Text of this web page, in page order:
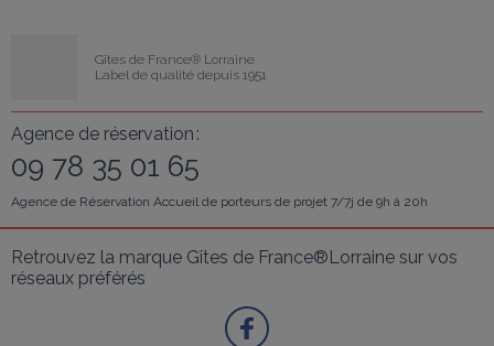
Gîtes de France® Lorraine
Label de qualité depuis 1951
Agence de réservation :
09 78 35 01 65
Agence de Réservation Accueil de porteurs de projet 7/7j de 9h à 20h
Retrouvez la marque Gîtes de France®Lorraine sur vos
réseaux préférés